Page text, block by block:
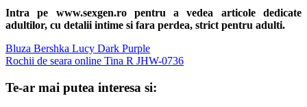
Share
Intra pe www.sexgen.ro pentru a vedea articole dedicate
adultilor, cu detalii intime si fara perdea, strict pentru adulti.
Navigare
în
articole
Previous
Post:
Bluza Bershka Lucy Dark Purple
Next
Rochii de seara online Tina R JHW-0736
Te-ar mai putea interesa si: